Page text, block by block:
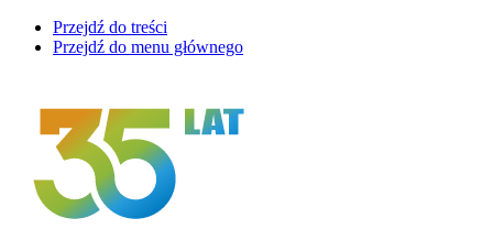
Przejdź do treści
Przejdź do menu głównego